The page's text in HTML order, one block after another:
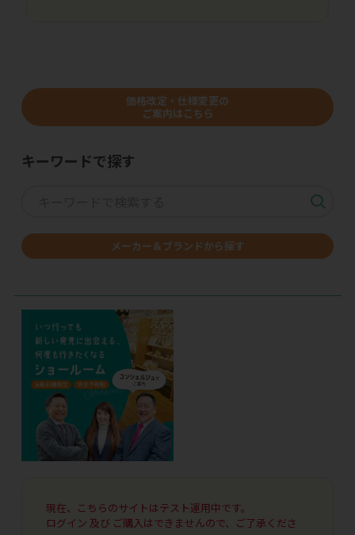
価格改定・仕様変更の
ご案内はこちら
キーワードで探す
メーカー＆ブランドから探す
現在、こちらのサイトはテスト運用中です。
ログイン 及び ご購入はできませんので、ご了承くださ